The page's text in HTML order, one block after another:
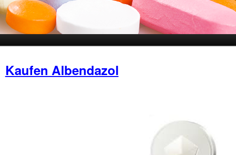
Kaufen Albendazol